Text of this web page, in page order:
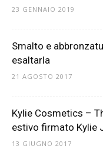
23 GENNAIO 2019
Smalto e
esaltarla
21 AGOSTO 2017
Kylie Cosmetics –
estivo firmato Kylie
13 GIUGNO 2017